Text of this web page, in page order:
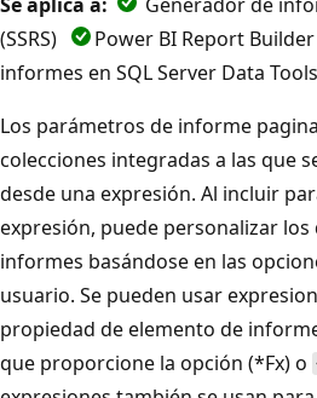
(SSRS)
Power BI Report Builder
informes en SQL Server Data Tools
Los parámetros de informe
colecciones integradas a las que
desde una expresión. Al incluir
expresión, puede personalizar los
informes basándose en las
usuario. Se pueden usar
propiedad de elemento de
que proporcione la opción (*Fx) o